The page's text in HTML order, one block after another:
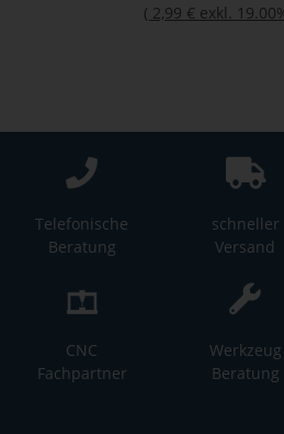
( 2,99 € exkl.
Telefonische
Beratung
schneller
Versand
CNC
Fachpartner
Werkzeug
Beratung